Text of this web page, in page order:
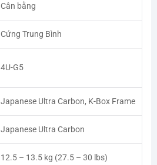
Cân bằng
Cứng Trung Bình
4U-G5
Japanese Ultra Carbon, K-Box Frame
Japanese Ultra Carbon
12.5 – 13.5 kg (27.5 – 30 lbs)